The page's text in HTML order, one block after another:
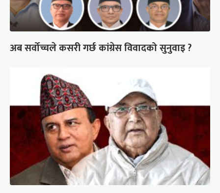
अब सर्वोच्चले कसरी गर्छ कांग्रेस विवादको सुनुवाइ ?